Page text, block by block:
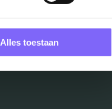
Alles toestaan